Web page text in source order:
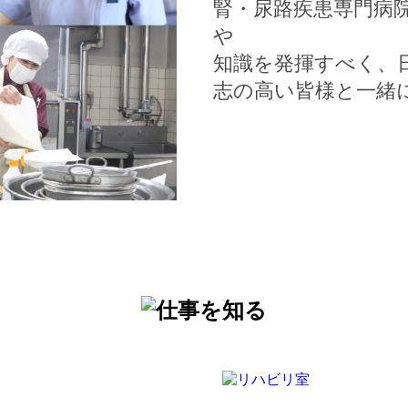
腎・尿路疾患専門病
や
知識を発揮すべく、
志の高い皆様と一緒